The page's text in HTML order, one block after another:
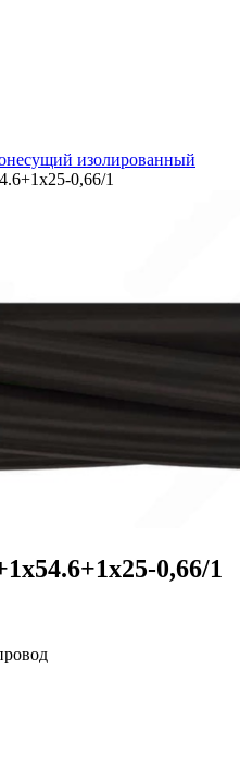
изолированный
0,66/1
0,66/1